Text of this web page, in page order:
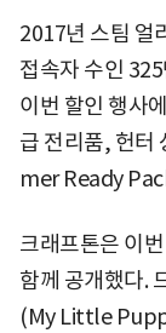
2017년 스팀 얼
접속자 수인
이번 할인 행사
급 전리품, 헌터
mer Ready
크래프톤은 이
함께 공개했다.
(My Little